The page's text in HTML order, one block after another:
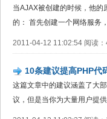
当AJAX被创建的时候，他
的： 首先创建一个网络服务
2011-04-12 11:02:54 阅读：
10条建议提高PHP代
这篇文章中的建议涵盖了大
议，但是当你为大量用户提